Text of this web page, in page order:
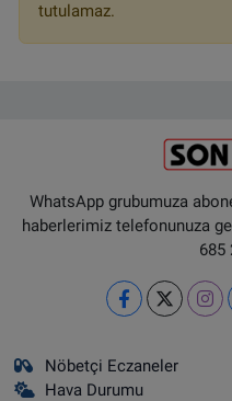
tutulamaz.
WhatsApp grubumuza
haberlerimiz telefonunuza
685
Nöbetçi Eczaneler
Hava Durumu